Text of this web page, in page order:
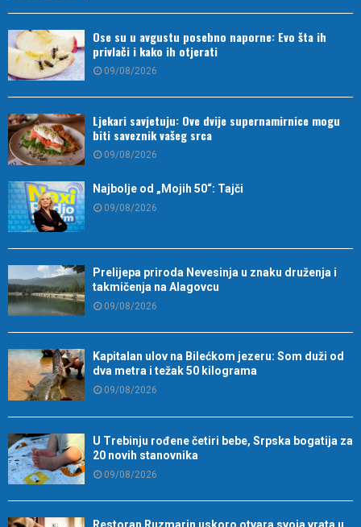
Ose su u avgustu posebno naporne: Evo šta ih
privlači i kako ih otjerati
09/08/2026
Ljekari savjetuju: Ove dvije supernamirnice mogu
biti saveznik vašeg srca
09/08/2026
Najbolje od „Mojih 50“: Tajči
09/08/2026
Prelijepa priroda Nevesinja u znaku druženja i
takmičenja na Alagovcu
09/08/2026
Kapitalan ulov na Bilećkom jezeru: Som duži od
dva metra i težak 50 kilograma
09/08/2026
U Trebinju rođene četiri bebe, Srpska bogatija za
20 novih stanovnika
09/08/2026